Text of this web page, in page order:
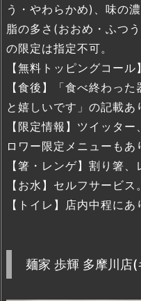
う・やわらかめ)、味の
脂の多さ(おおめ・ふつ
の限定は指定不可。
【無料トッピングコール
【食後】「食べ終わっ
と嬉しいです」の記載あ
【限定情報】ツイッタ
ロワー限定メニューもあ
【箸・レンゲ】割り箸
【お水】セルフサービ
【トイレ】店内中程にあ
麺家 歩輝 多摩川店